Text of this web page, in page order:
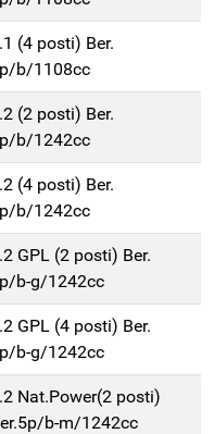
(4 posti) Ber.
b/1108cc
(2 posti) Ber.
b/1242cc
(4 posti) Ber.
b/1242cc
GPL (2 posti) Ber.
b-g/1242cc
GPL (4 posti) Ber.
b-g/1242cc
Nat.Power(2 posti)
b-m/1242cc